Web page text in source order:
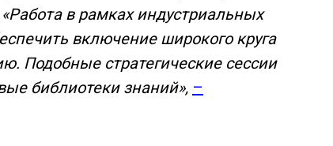
«Работа в рамках индустриальных
включение широкого круга
Подобные стратегические сессии
библиотеки знаний», –